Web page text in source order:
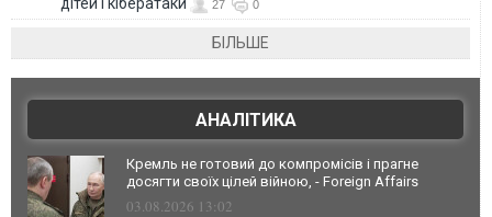
27 0
БІЛЬШЕ
АНАЛІТИКА
Кремль не готовий до компромісів і прагне
досягти своїх цілей війною, - Foreign Affairs
03.08.2026 13:02